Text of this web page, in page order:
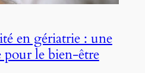
en gériatrie : une
pour le bien-être